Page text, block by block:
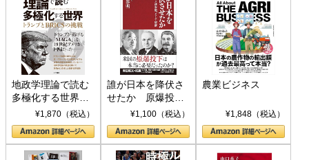
地政学理論で読む
多極化する世界：
トランプとBRICS
の挑戦
¥1,870（税込）
誰が日本を降伏さ
せたか 原爆投
下、ソ連参戦、そ
して聖断 (PHP新
書)
¥1,100（税込）
農業ビジネス
¥1,848（税込）